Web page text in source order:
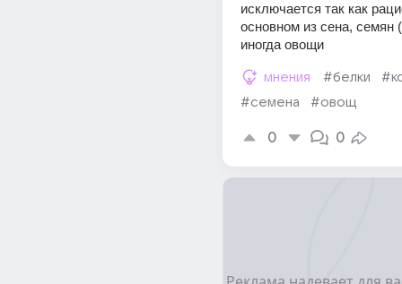
исключается так как
основном из сена, семян
иногда овощи
мнения #белки
#семена
#овощ
0 0